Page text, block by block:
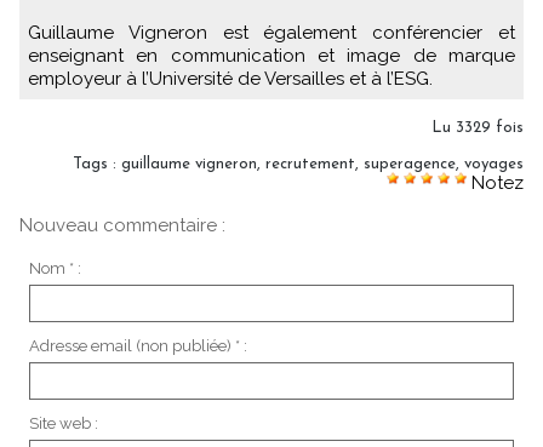
Guillaume Vigneron est également conférencier et
enseignant en communication et image de marque
employeur à l’Université de Versailles et à l’ESG.
Lu 3329 fois
Tags : guillaume vigneron, recrutement, superagence, voyages
Notez
Nouveau commentaire :
Nom * :
Adresse email (non publiée) * :
Site web :